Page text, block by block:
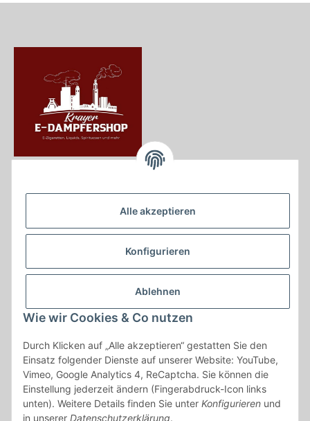
Alle akzeptieren
Konfigurieren
Ablehnen
Wie wir Cookies & Co nutzen
Durch Klicken auf „Alle akzeptieren“ gestatten Sie den
Einsatz folgender Dienste auf unserer Website: YouTube,
Vimeo, Google Analytics 4, ReCaptcha. Sie können die
Einstellung jederzeit ändern (Fingerabdruck-Icon links
unten). Weitere Details finden Sie unter Konfigurieren und
in unserer Datenschutzerklärung.
Krayerstraße 249
Tel.:0201555402
info@krayer-edampfer-shop.de
Gesetzliche Informationen
Informationen
Vertrag widerrufen
* Alle Preise inkl. gesetzlicher USt., zzgl.Versand
* gilt für Lieferungen innerhalb Deutschlands, Lieferzeiten für andere
Länder entnehmen Sie bitte der Schaltfläche mit den